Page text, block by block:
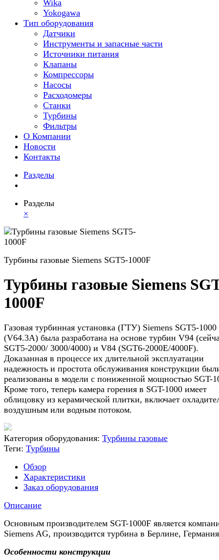
Wika
Yokogawa
Тип оборудования
Датчики
Инструменты и запасные части
Источники питания
Клапаны
Компрессоры
Насосы
Расходомеры
Станки
Турбины
Фильтры
О Компании
Новости
Контакты
Разделы
Разделы
×
Турбины газовые Siemens SGT5-1000F
Турбины газовые Siemens
1000F
Газовая турбинная установка (ГТУ) Siemens SGT5-1000
(V64.3A) была разработана на основе турбин V94
SGT5-2000/ 3000/4000) и V84 (SGT6-2000E/4000F).
Доказанная в процессе их длительной эксплуатации
надежность и простота обслуживания конструкции
реализованы в модели с пониженной мощностью SGT-
Кроме того, теперь камера горения в SGT-1000 имеет
облицовку из керамической плитки, включает
воздушным или водным потоком.
Категория оборудования: Турбины газовые
Теги: Турбины
Обзор
Характеристики
Заказ оборудования
Описание
Основным производителем SGT-1000F является
Siemens AG, производится турбина в Берлине,
Особенности конструкции